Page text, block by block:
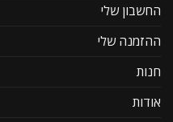
החשבון שלי
ההזמנה שלי
חנות
אודות